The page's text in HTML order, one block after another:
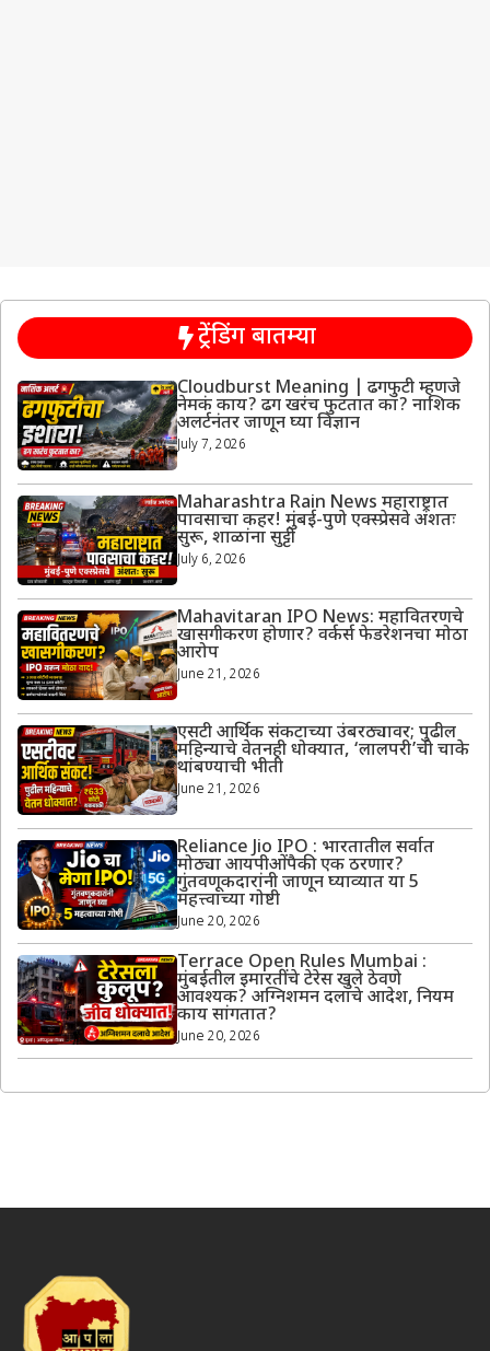
ट्रेंडिंग बातम्या
Cloudburst Meaning | ढगफुटी म्हणजे
नेमकं काय? ढग खरंच फुटतात का? नाशिक
अलर्टनंतर जाणून घ्या विज्ञान
July 7, 2026
Maharashtra Rain News महाराष्ट्रात
पावसाचा कहर! मुंबई-पुणे एक्स्प्रेसवे अंशतः
सुरू, शाळांना सुट्टी
July 6, 2026
Mahavitaran IPO News: महावितरणचे
खासगीकरण होणार? वर्कर्स फेडरेशनचा मोठा
आरोप
June 21, 2026
एसटी आर्थिक संकटाच्या उंबरठ्यावर; पुढील
महिन्याचे वेतनही धोक्यात, ‘लालपरी’ची चाके
थांबण्याची भीती
June 21, 2026
Reliance Jio IPO : भारतातील सर्वात
मोठ्या आयपीओंपैकी एक ठरणार?
गुंतवणूकदारांनी जाणून घ्याव्यात या 5
महत्त्वाच्या गोष्टी
June 20, 2026
Terrace Open Rules Mumbai :
मुंबईतील इमारतींचे टेरेस खुले ठेवणे
आवश्यक? अग्निशमन दलाचे आदेश, नियम
काय सांगतात?
June 20, 2026